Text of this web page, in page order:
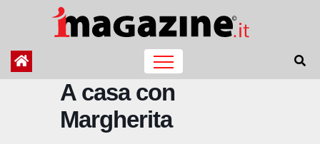
contenuto
A casa con
Margherita